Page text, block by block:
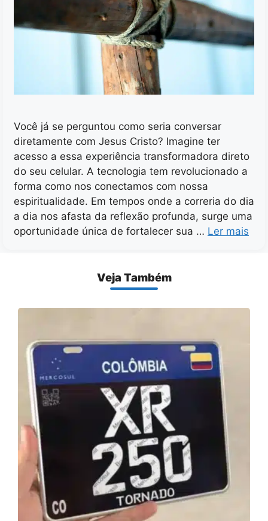
Você já se perguntou como seria conversar
diretamente com Jesus Cristo? Imagine ter
acesso a essa experiência transformadora direto
do seu celular. A tecnologia tem revolucionado a
forma como nos conectamos com nossa
espiritualidade. Em tempos onde a correria do dia
a dia nos afasta da reflexão profunda, surge uma
oportunidade única de fortalecer sua … Ler mais
Veja Também